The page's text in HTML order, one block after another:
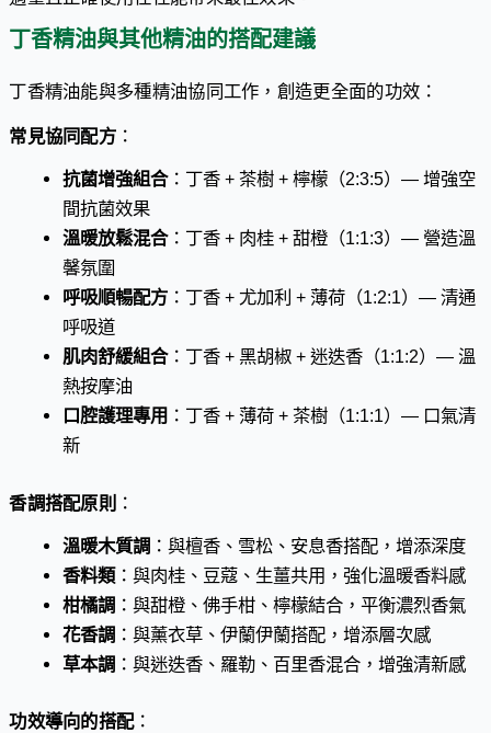
丁香精油與其他精油的搭配建議
丁香精油能與多種精油協同工作，創造更全面的功效：
常見協同配方 ：
抗菌增強組合：丁香 + 茶樹 + 檸檬（2:3:5）— 增強空
間抗菌效果
溫暖放鬆混合：丁香 + 肉桂 + 甜橙（1:1:3）— 營造溫
馨氛圍
呼吸順暢配方 ：丁香 + 尤加利 + 薄荷（1:2:1）— 清通
呼吸道
肌肉舒緩組合：丁香 + 黑胡椒 + 迷迭香（1:1:2）— 溫
熱按摩油
口腔護理專用 ：丁香 + 薄荷 + 茶樹（1:1:1）— 口氣清
新
香調搭配原則 ：
溫暖木質調 ：與檀香、雪松、安息香搭配，增添深度
香料類：與肉桂、豆蔻、生薑共用，強化溫暖香料感
柑橘調 ：與甜橙、佛手柑、檸檬結合，平衡濃烈香氣
花香調 ：與薰衣草、伊蘭伊蘭搭配，增添層次感
草本調 ：與迷迭香、羅勒、百里香混合，增強清新感
功效導向的搭配：